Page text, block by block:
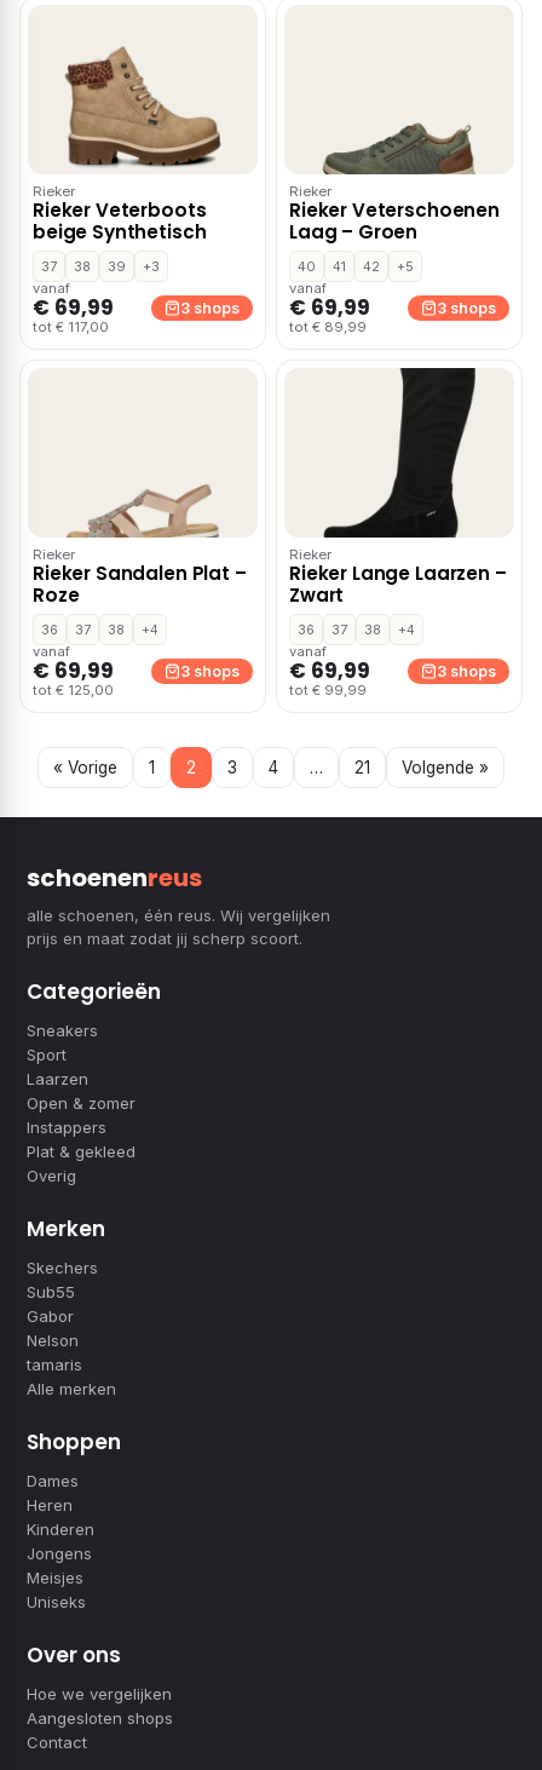
Rieker
Rieker Veterboots
beige Synthetisch
37 38 39
+3
vanaf
€ 69,99
tot € 117,00
3 shops
Rieker
Rieker Veterschoenen
Laag – Groen
40 41 42
+5
vanaf
€ 69,99
tot € 89,99
3 shops
Rieker
Rieker Sandalen Plat –
Roze
36 37 38
+4
vanaf
€ 69,99
tot € 125,00
3 shops
Rieker
Rieker Lange Laarzen –
Zwart
36 37 38
+4
vanaf
€ 69,99
tot € 99,99
3 shops
« Vorige 1 2 3 4 … 21 Volgende »
schoenenreus
alle schoenen, één reus. Wij vergelijken
prijs en maat zodat jij scherp scoort.
Categorieën
Sneakers
Sport
Laarzen
Open & zomer
Instappers
Plat & gekleed
Overig
Merken
Skechers
Sub55
Gabor
Nelson
tamaris
Alle merken
Shoppen
Dames
Heren
Kinderen
Jongens
Meisjes
Uniseks
Over ons
Hoe we vergelijken
Aangesloten shops
Contact